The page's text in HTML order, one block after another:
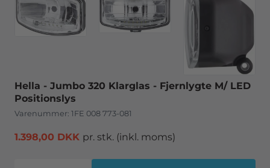
Hella - Jumbo 320 Klarglas - Fjernlygte M/ LED
Positionslys
Varenummer: 1FE 008 773-081
1.398,00 DKK pr. stk. (inkl. moms)